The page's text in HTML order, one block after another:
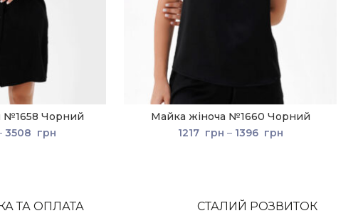
№1658 Чорний
3508 грн
Майка жіноча №1660 Чорний
1217 грн – 1396 грн
ТА ОПЛАТА
СТАЛИЙ РОЗВИТОК